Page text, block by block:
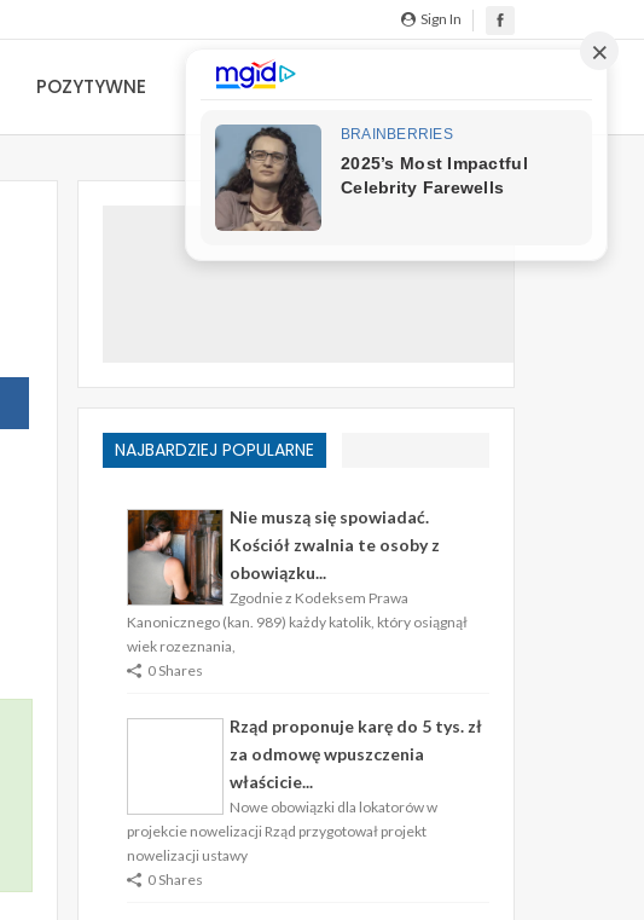
Sign In
POZYTYWNE
NAJBARDZIEJ POPULARNE
Nie muszą się spowiadać.
Kościół zwalnia te osoby z
obowiązku...
Zgodnie z Kodeksem Prawa
Kanonicznego (kan. 989) każdy katolik, który osiągnął
wiek rozeznania,
0 Shares
Rząd proponuje karę do 5 tys. zł
za odmowę wpuszczenia
właścicie...
Nowe obowiązki dla lokatorów w
projekcie nowelizacji Rząd przygotował projekt
nowelizacji ustawy
0 Shares